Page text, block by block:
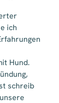
ich
Hund.
schreib